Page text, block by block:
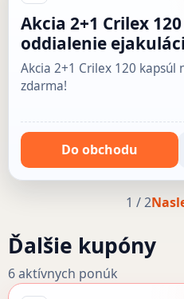
Akcia 2+1 Crilex
oddialenie
Akcia 2+1 Crilex 120 kapsúl
zdarma!
Do obchodu
1 / 2
Ďalšie kupóny
6 aktívnych ponúk